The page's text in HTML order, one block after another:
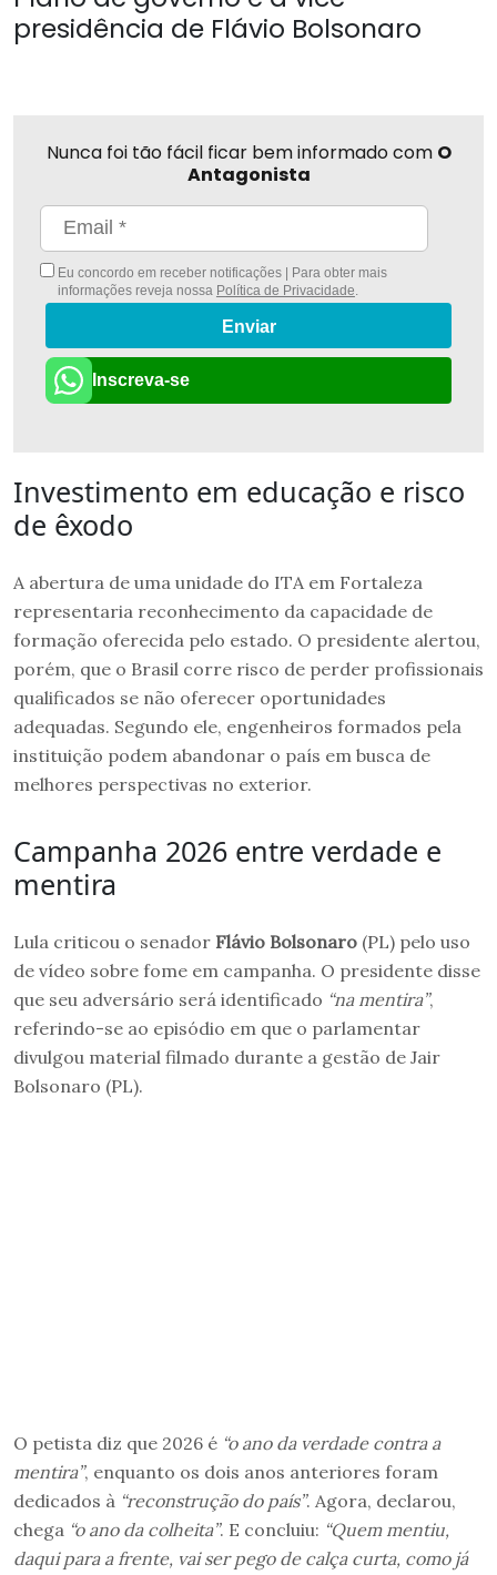
presidência de Flávio Bolsonaro
Nunca foi tão fácil ficar bem informado com O
Antagonista
Eu concordo em receber notificações | Para obter mais
informações reveja nossa Política de Privacidade
Enviar
Inscreva-se
Investimento em educação e risco
de êxodo
A abertura de uma unidade do ITA em Fortaleza
representaria reconhecimento da capacidade de
formação oferecida pelo estado. O presidente alertou,
porém, que o Brasil corre risco de perder profissionais
qualificados se não oferecer oportunidades
adequadas. Segundo ele, engenheiros formados pela
instituição podem abandonar o país em busca de
melhores perspectivas no exterior.
Campanha 2026 entre verdade e
mentira
Lula criticou o senador Flávio Bolsonaro (PL) pelo uso
de vídeo sobre fome em campanha. O presidente disse
que seu adversário será identificado “na mentira”,
referindo-se ao episódio em que o parlamentar
divulgou material filmado durante a gestão de Jair
Bolsonaro (PL).
O petista diz que 2026 é “o ano da verdade contra a
mentira”, enquanto os dois anos anteriores foram
dedicados à “reconstrução do país”. Agora, declarou,
chega “o ano da colheita”. E concluiu: “Quem mentiu,
daqui para a frente, vai ser pego de calça curta, como já